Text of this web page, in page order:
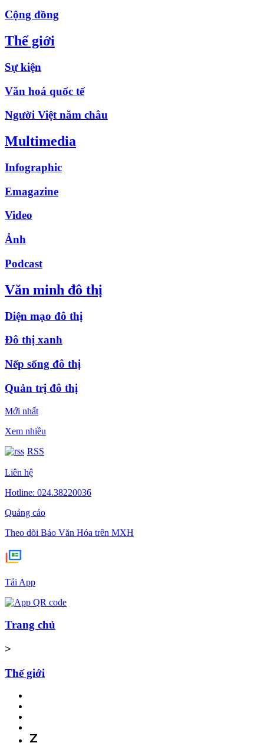
Cộng đồng
Thế giới
Sự kiện
Văn hoá quốc tế
Người Việt năm châu
Multimedia
Infographic
Emagazine
Video
Ảnh
Podcast
Văn minh đô thị
Diện mạo đô thị
Đô thị xanh
Nếp sống đô thị
Quản trị đô thị
Mới nhất
Xem nhiều
RSS
Liên hệ
Hotline: 024.38220036
Quảng cáo
Theo dõi Báo Văn Hóa trên MXH
Tải App
Trang chủ
>
Thế giới